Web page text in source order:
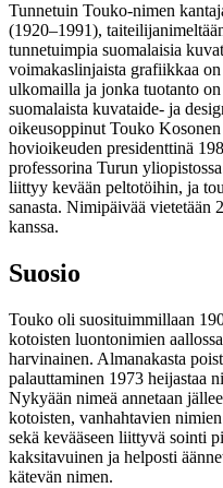
Tunnetuin Touko-nimen
(1920–1991),
tunnetuimpia suomalaisia
voimakaslinjaista grafiikkaa
ulkomailla ja jonka tuotanto
suomalaista kuvataide- ja
oikeusoppinut Touko
hovioikeuden presidenttinä
professorina Turun
liittyy kevään peltotöihin, ja
sanasta. Nimipäivää vietetään
kanssa.
Suosio
Touko oli suosituimmillaan
kotoisten luontonimien
harvinainen. Almanakasta
palauttaminen 1973 heijastaa
Nykyään nimeä annetaan
kotoisten, vanhahtavien
sekä kevääseen liittyvä sointi
kaksitavuinen ja helposti
kätevän nimen.